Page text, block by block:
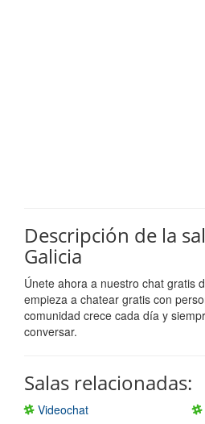
Descripción de la
Galicia
Únete ahora a nuestro chat gratis
empieza a chatear gratis con
comunidad crece cada día y
conversar.
Salas relacionadas:
Videochat